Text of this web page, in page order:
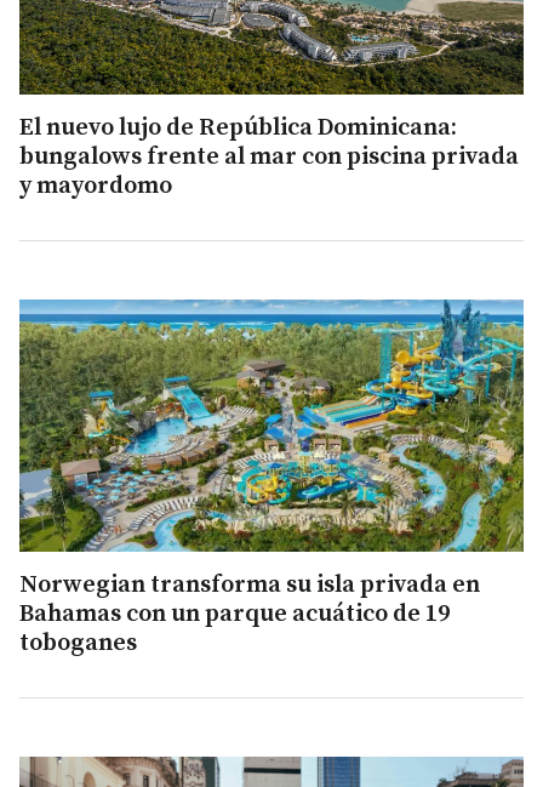
El nuevo lujo de República Dominicana:
bungalows frente al mar con piscina privada
y mayordomo
Norwegian transforma su isla privada en
Bahamas con un parque acuático de 19
toboganes